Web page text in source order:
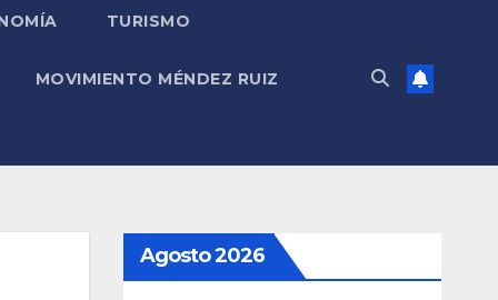
TURISMO
MOVIMIENTO MÉNDEZ RUIZ
Agosto 2026